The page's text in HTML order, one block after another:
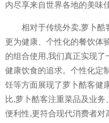
内尽享来自世界各地的美味
相对于传统外卖,萝卜酷
更为健康、个性化的餐饮体
的组合使用,我们真正实现
健康饮食的追求。个性化定
饪等方面展现了萝卜酷客健
比,萝卜酷客注重菜品及业
便利性,更符合现代消费者